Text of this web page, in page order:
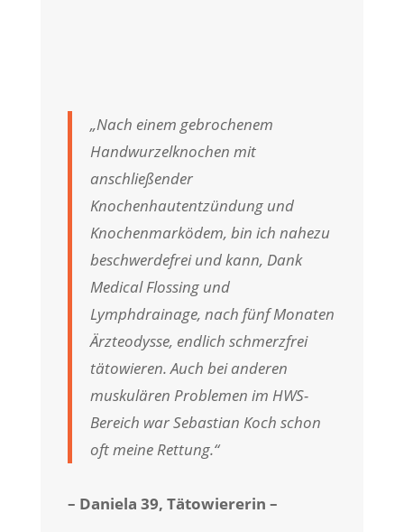
„Nach einem gebrochenem
Handwurzelknochen mit
anschließender
Knochenhautentzündung und
Knochenmarködem, bin ich nahezu
beschwerdefrei und kann, Dank
Medical Flossing und
Lymphdrainage, nach fünf Monaten
Ärzteodysse, endlich schmerzfrei
tätowieren. Auch bei anderen
muskulären Problemen im HWS-
Bereich war Sebastian Koch schon
oft meine Rettung.“
– Daniela 39, Tätowiererin –